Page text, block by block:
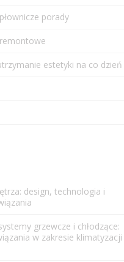
porady
estetyki na co dzień
design, technologia i
grzewcze i chłodzące:
w zakresie klimatyzacji